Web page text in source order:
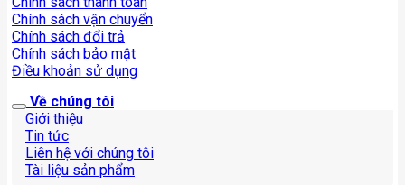
Chính sách vận chuyển
Chính sách đổi trả
Chính sách bảo mật
Điều khoản sử dụng
Về chúng tôi
Giới thiệu
Tin tức
Liên hệ với chúng tôi
Tài liệu sản phẩm